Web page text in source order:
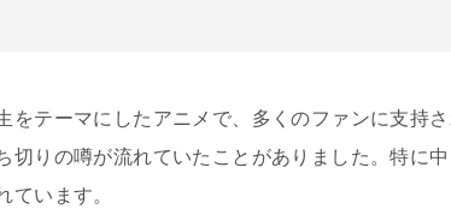
をテーマにしたアニメで、多くのファンに支持
切りの噂が流れていたことがありました。特に
ています。